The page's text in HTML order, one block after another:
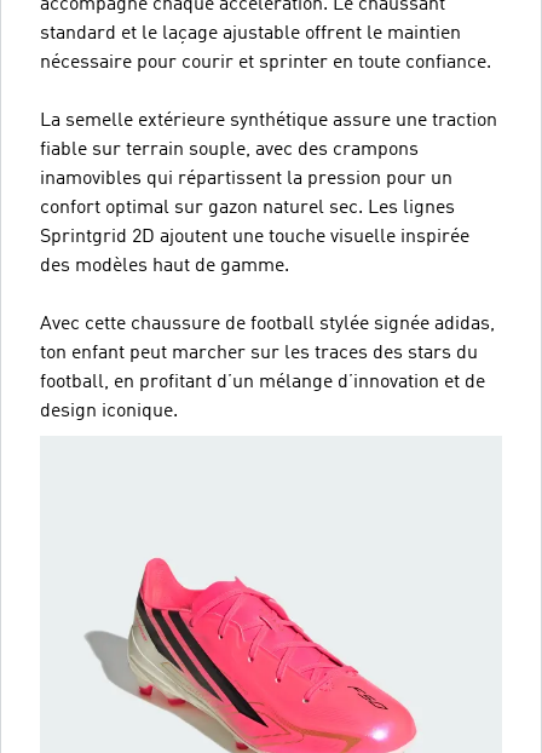
accompagne chaque accélération. Le chaussant
standard et le laçage ajustable offrent le maintien
nécessaire pour courir et sprinter en toute confiance.
La semelle extérieure synthétique assure une traction
fiable sur terrain souple, avec des crampons
inamovibles qui répartissent la pression pour un
confort optimal sur gazon naturel sec. Les lignes
Sprintgrid 2D ajoutent une touche visuelle inspirée
des modèles haut de gamme.
Avec cette chaussure de football stylée signée adidas,
ton enfant peut marcher sur les traces des stars du
football, en profitant d’un mélange d’innovation et de
design iconique.